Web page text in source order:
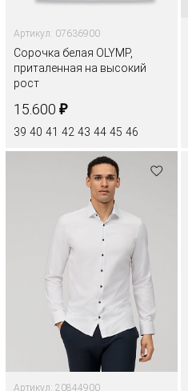
Артикул: 07636900
Сорочка белая OLYMP,
приталенная на высокий
рост
15.600 ₽
39 40 41 42 43 44 45 46
Артикул: 20844900